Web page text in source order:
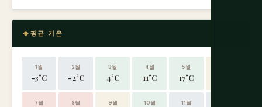
평균 기온
1월
-3°C
2월
-2°C
3월
4°C
4월
11°C
5월
17°C
7월 8월 9월 10월 11월